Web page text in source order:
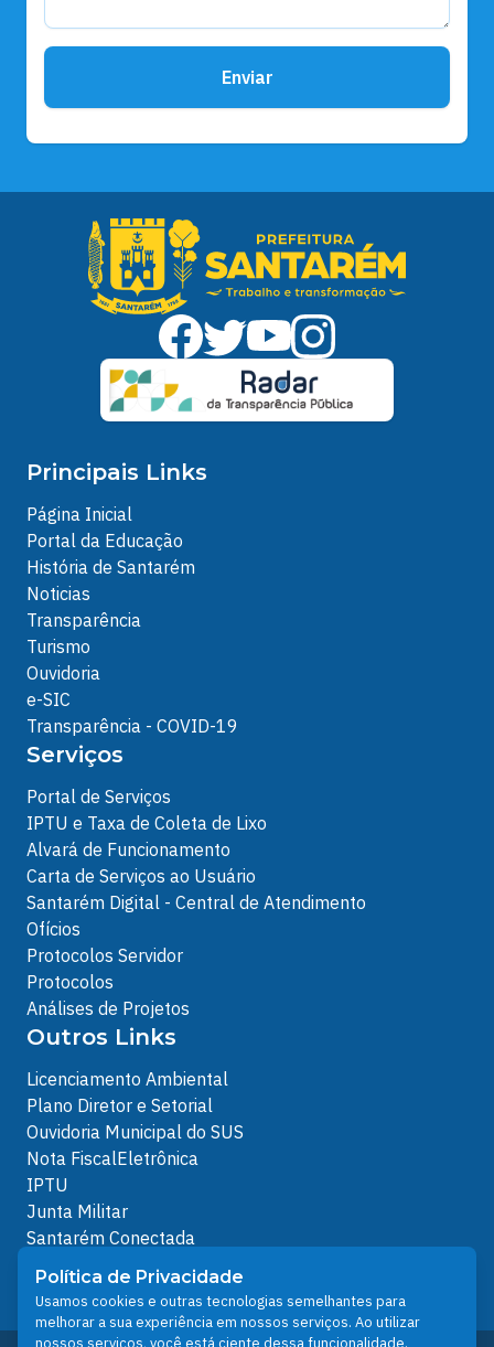
Enviar
Principais Links
Página Inicial
Portal da Educação
História de Santarém
Noticias
Transparência
Turismo
Ouvidoria
e-SIC
Transparência - COVID-19
Serviços
Portal de Serviços
IPTU e Taxa de Coleta de Lixo
Alvará de Funcionamento
Carta de Serviços ao Usuário
Santarém Digital - Central de Atendimento
Ofícios
Protocolos Servidor
Protocolos
Análises de Projetos
Outros Links
Licenciamento Ambiental
Plano Diretor e Setorial
Ouvidoria Municipal do SUS
Nota FiscalEletrônica
IPTU
Junta Militar
Santarém Conectada
Política de Privacidade
People illustrations by Storyset
Política de Privacidade
Usamos cookies e outras tecnologias semelhantes para
melhorar a sua experiência em nossos serviços. Ao utilizar
nossos serviços, você está ciente dessa funcionalidade.